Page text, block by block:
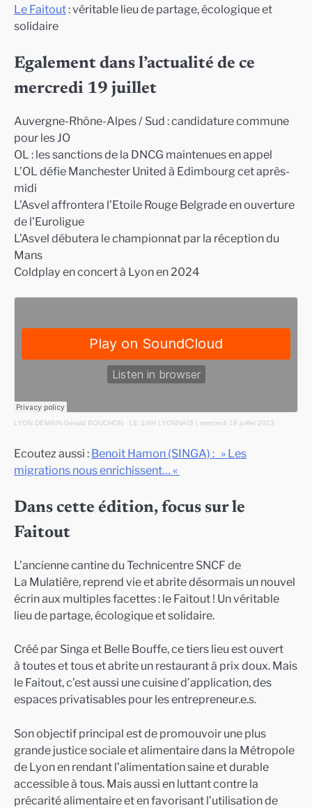
Le Faitout: véritable lieu de partage, écologique et
solidaire
Egalement dans l’actualité de ce
mercredi 19 juillet
Auvergne-Rhône-Alpes / Sud : candidature commune
pour les JO
OL : les sanctions de la DNCG maintenues en appel
L’OL défie Manchester United à Edimbourg cet après-
midi
L’Asvel affrontera l’Etoile Rouge Belgrade en ouverture
de l’Euroligue
L’Asvel débutera le championnat par la réception du
Mans
Coldplay en concert à Lyon en 2024
LYON DEMAIN Gérald BOUCHON · LE 1/4H LYONNAIS | mercredi 19 juillet 2023
Ecoutez aussi : Benoit Hamon (SINGA) : » Les
migrations nous enrichissent… «
Dans cette édition, focus sur le
Faitout
L’ancienne cantine du Technicentre SNCF de
La Mulatière, reprend vie et abrite désormais un nouvel
écrin aux multiples facettes : le Faitout ! Un véritable
lieu de partage, écologique et solidaire.
Créé par Singa et Belle Bouffe, ce tiers lieu est ouvert
à toutes et tous et abrite un restaurant à prix doux. Mais
le Faitout, c’est aussi une cuisine d’application, des
espaces privatisables pour les entrepreneur.e.s.
Son objectif principal est de promouvoir une plus
grande justice sociale et alimentaire dans la Métropole
de Lyon en rendant l’alimentation saine et durable
accessible à tous. Mais aussi en luttant contre la
précarité alimentaire et en favorisant l’utilisation de